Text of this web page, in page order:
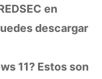
en
descargar
11? Estos son